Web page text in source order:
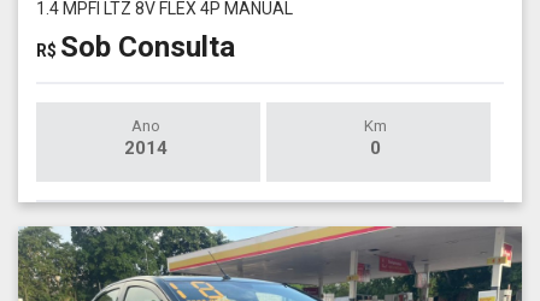
1.4 MPFI LTZ 8V FLEX 4P MANUAL
R$ Sob Consulta
Ano
2014
Km
0